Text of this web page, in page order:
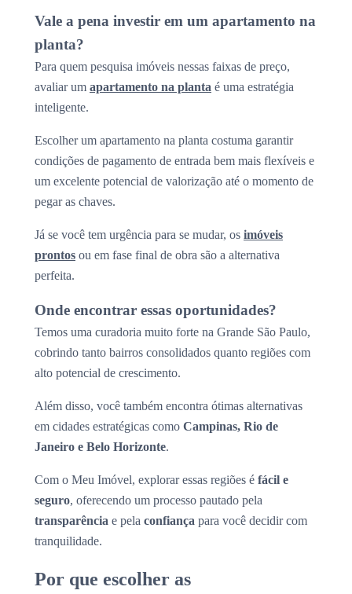
Vale a pena investir em um apartamento na
planta?
Para quem pesquisa imóveis nessas faixas de preço,
avaliar um apartamento na planta é uma estratégia
inteligente.
Escolher um apartamento na planta costuma garantir
condições de pagamento de entrada bem mais flexíveis e
um excelente potencial de valorização até o momento de
pegar as chaves.
Já se você tem urgência para se mudar, os imóveis
prontos ou em fase final de obra são a alternativa
perfeita.
Onde encontrar essas oportunidades?
Temos uma curadoria muito forte na Grande São Paulo,
cobrindo tanto bairros consolidados quanto regiões com
alto potencial de crescimento.
Além disso, você também encontra ótimas alternativas
em cidades estratégicas como Campinas, Rio de
Janeiro e Belo Horizonte.
Com o Meu Imóvel, explorar essas regiões é fácil e
seguro, oferecendo um processo pautado pela
transparência e pela confiança para você decidir com
tranquilidade.
Por que escolher as